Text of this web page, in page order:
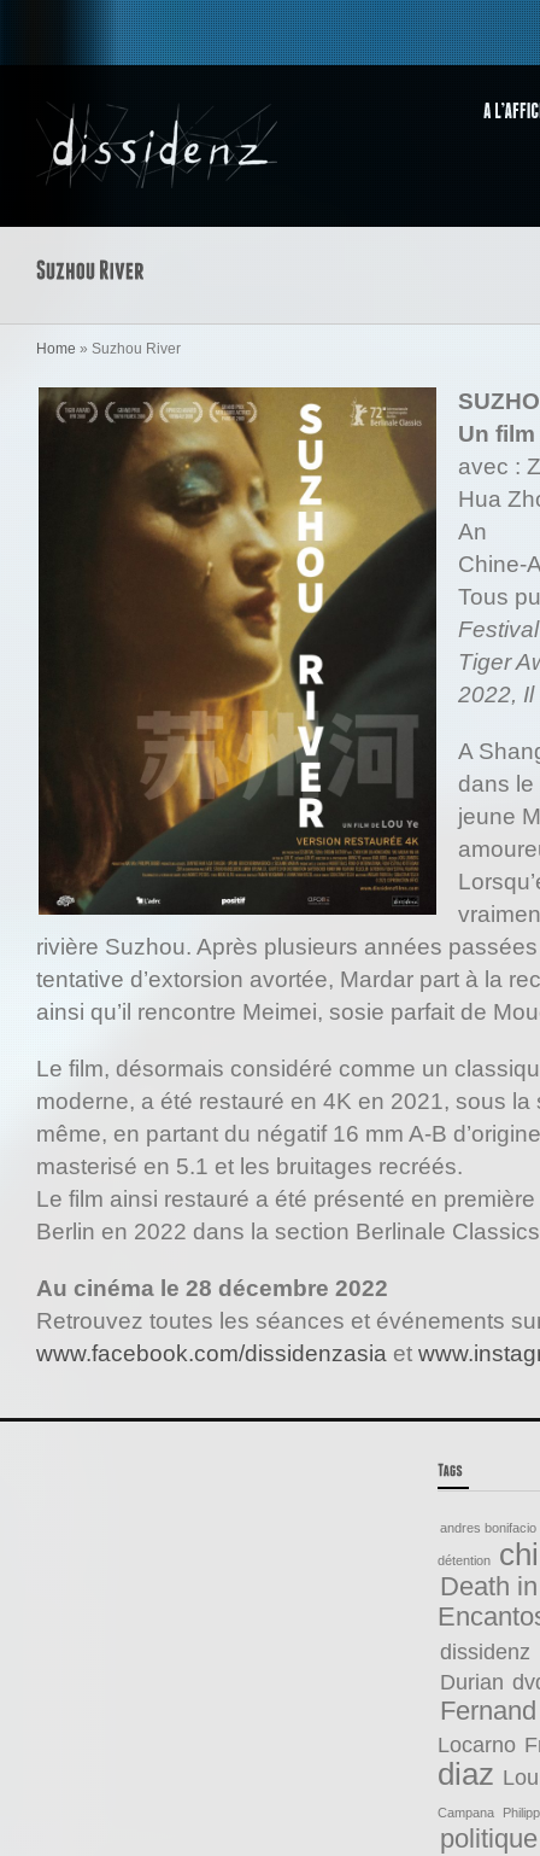
Home » Suzhou River
Un
avec :
Hua
An
Chine-
Tous
Tiger
2022,
A
dans le
jeune
rivière Suzhou. Après plusieurs années
tentative d’extorsion avortée, Mardar part à la
ainsi qu’il rencontre Meimei, sosie parfait de
Le film, désormais considéré comme un
moderne, a été restauré en 4K en 2021, sous la
même, en partant du négatif 16 mm A-B
masterisé en 5.1 et les bruitages recréés.
Le film ainsi restauré a été présenté en
Berlin en 2022 dans la section Berlinale
Au cinéma le 28 décembre 2022
Retrouvez toutes les séances et événements
www.facebook.com/dissidenzasia et
andres bonifacio
détention
Death
dissidenz
Durian
Locarno
diaz
Campana
politique